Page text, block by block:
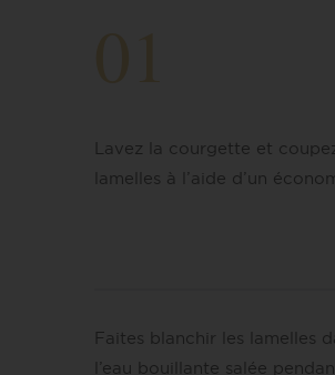
Lavez la courgette et
lamelles à l’aide d’un
Faites blanchir les lamelles
l’eau bouillante salée